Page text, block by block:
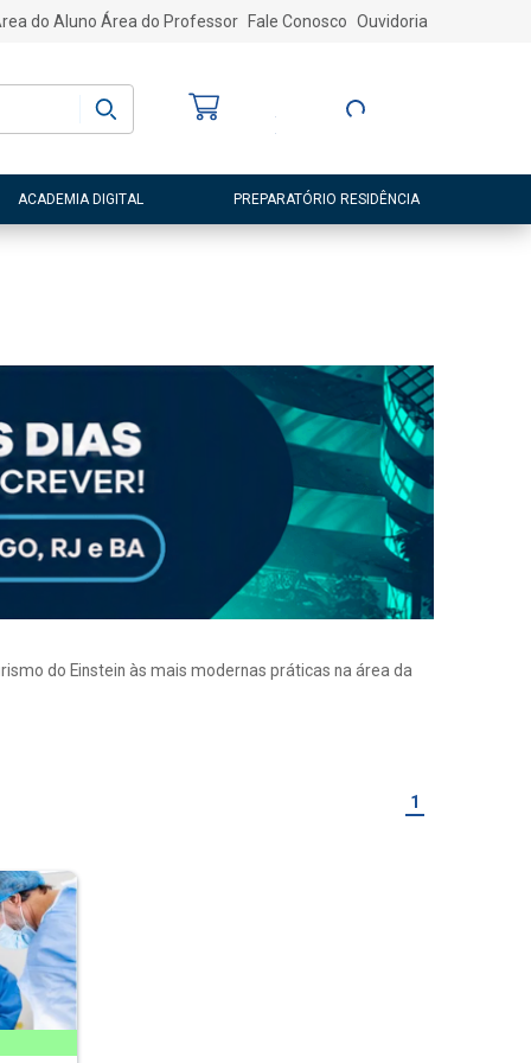
do Aluno Área do Professor Fale Conosco Ouvidoria
Entre ou Cadastre-
ACADEMIA DIGITAL PREPARATÓRIO RESIDÊNCIA
do Einstein às mais modernas práticas na área da
1